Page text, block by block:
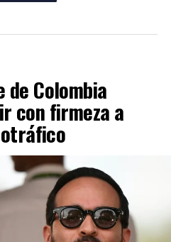
de Colombia
con firmeza a